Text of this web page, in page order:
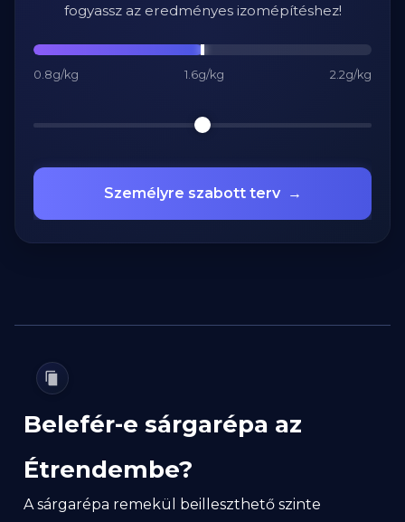
fogyassz az eredményes izomépítéshez!
0.8g/kg 1.6g/kg 2.2g/kg
Személyre szabott terv →
Belefér-e sárgarépa az
Étrendembe?
A sárgarépa remekül beilleszthető szinte